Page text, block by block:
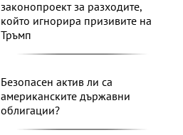
законопроект за разходите,
който игнорира призивите на
Тръмп
Безопасен актив ли са
американските държавни
облигации?